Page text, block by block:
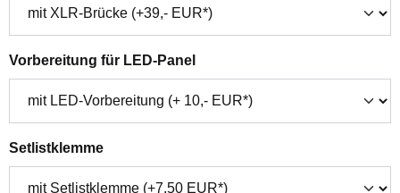
Vorbereitung für LED-Panelauswählen
Setlistklemmeauswählen